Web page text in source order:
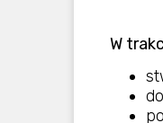
W